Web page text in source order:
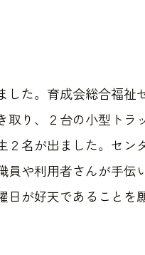
た。育成会総合福祉
り、２台の小型トラ
名が出ました。セン
や利用者さんが手伝
日が好天であることを